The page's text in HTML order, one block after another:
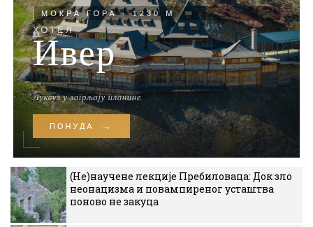
(Не)научене лекције Пребиловаца: Док зло
неонацизма и повампиреног усташтва
поново не закуца